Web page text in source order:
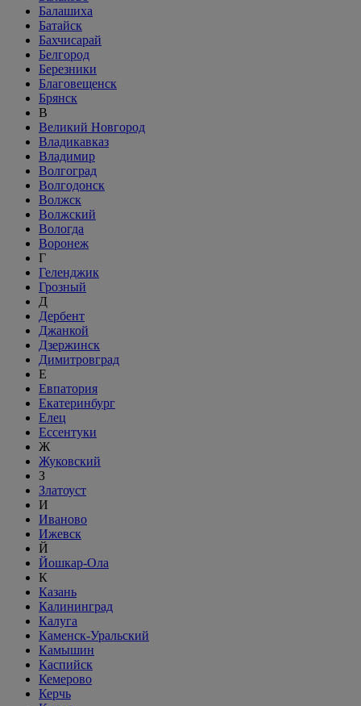
Балашиха
Батайск
Бахчисарай
Белгород
Березники
Благовещенск
Брянск
В
Великий Новгород
Владикавказ
Владимир
Волгоград
Волгодонск
Волжск
Волжский
Вологда
Воронеж
Г
Геленджик
Грозный
Д
Дербент
Джанкой
Дзержинск
Димитровград
Е
Евпатория
Екатеринбург
Елец
Ессентуки
Ж
Жуковский
З
Златоуст
И
Иваново
Ижевск
Й
Йошкар-Ола
К
Казань
Калининград
Калуга
Каменск-Уральский
Камышин
Каспийск
Кемерово
Керчь